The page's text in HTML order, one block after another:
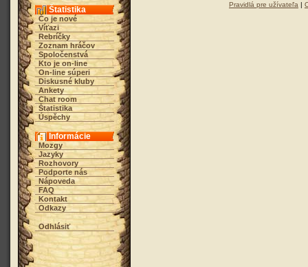
Štatistika
Čo je nové
Víťazi
Rebríčky
Zoznam hráčov
Spoločenstvá
Kto je on-line
On-line súperi
Diskusné kluby
Ankety
Chat room
Štatistika
Úspěchy
Informácie
Mozgy
Jazyky
Rozhovory
Podporte nás
Nápoveda
FAQ
Kontakt
Odkazy
Odhlásiť
Pravidlá pre užívateľa |